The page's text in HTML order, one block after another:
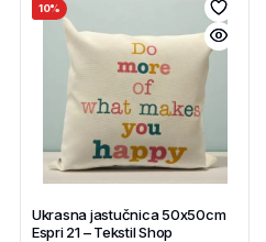
10%
Ukrasna jastučnica 50x50cm
Espri 21 – Tekstil Shop